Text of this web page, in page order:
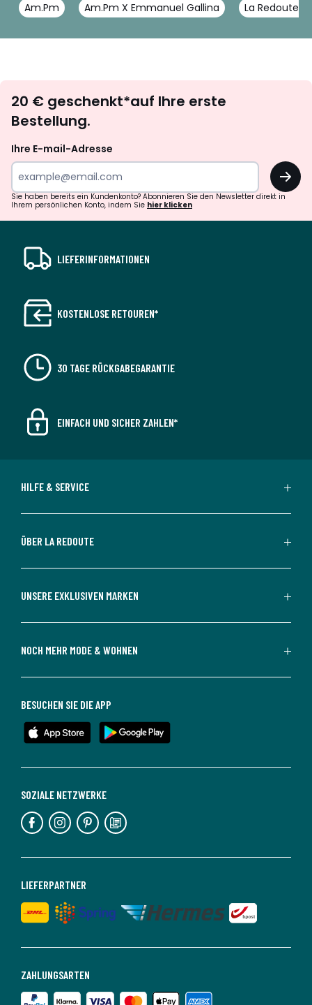
Am.Pm Am.Pm X Emmanuel Gallina La Redoute
abonnieren
20 € geschenkt*auf Ihre erste
Bestellung.
Ihre E-mail-Adresse
OK
Sie haben bereits ein Kundenkonto? Abonnieren Sie den Newsletter direkt in
Ihrem persönlichen Konto, indem Sie hier klicken
LIEFERINFORMATIONEN
KOSTENLOSE RETOUREN*
30 TAGE RÜCKGABEGARANTIE
EINFACH UND SICHER ZAHLEN*
HILFE & SERVICE
ÜBER LA REDOUTE
UNSERE EXKLUSIVEN MARKEN
NOCH MEHR MODE & WOHNEN
ZAHLUNGSARTEN
LIEFERPARTNER
SOZIALE NETZWERKE
BESUCHEN SIE DIE APP